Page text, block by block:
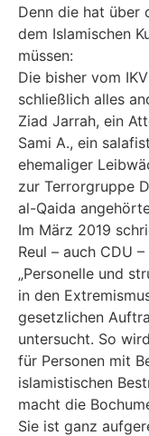
Denn die hat über
dem Islamischen
müssen:
Die bisher vom
schließlich alles
Ziad Jarrah, ein
Sami A., ein
ehemaliger
zur Terrorgruppe
al-Qaida
Im März 2019
Reul – auch CDU
„Personelle und
in den
gesetzlichen
untersucht. So
für Personen mit
islamistischen
macht die
Sie ist ganz